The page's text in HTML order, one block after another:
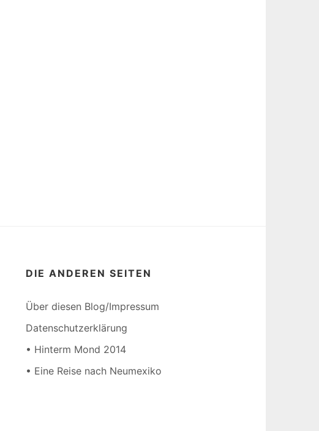
DIE ANDEREN SEITEN
Über diesen Blog/Impressum
Datenschutzerklärung
• Hinterm Mond 2014
• Eine Reise nach Neumexiko